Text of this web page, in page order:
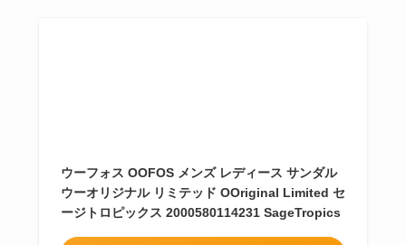
ウーフォス OOFOS メンズ レディース サンダル
ウーオリジナル リミテッド OOriginal Limited セ
ージトロピックス 2000580114231 SageTropics